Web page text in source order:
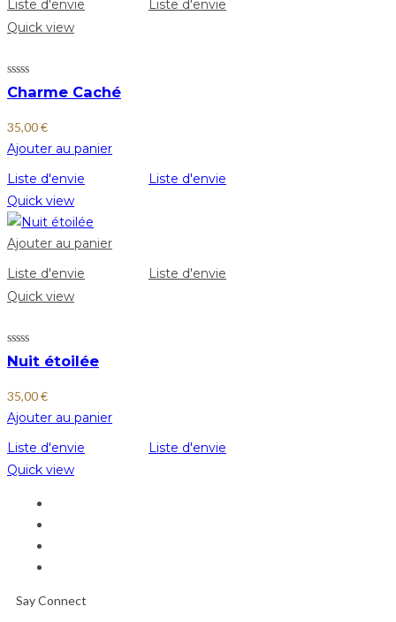
Liste d'envie
Liste d'envie
Quick view
Charme Caché
35,00€
Ajouter au panier
Liste d'envie
Liste d'envie
Quick view
Ajouter au panier
Liste d'envie
Liste d'envie
Quick view
Nuit étoilée
35,00€
Ajouter au panier
Liste d'envie
Liste d'envie
Quick view
Say Connect